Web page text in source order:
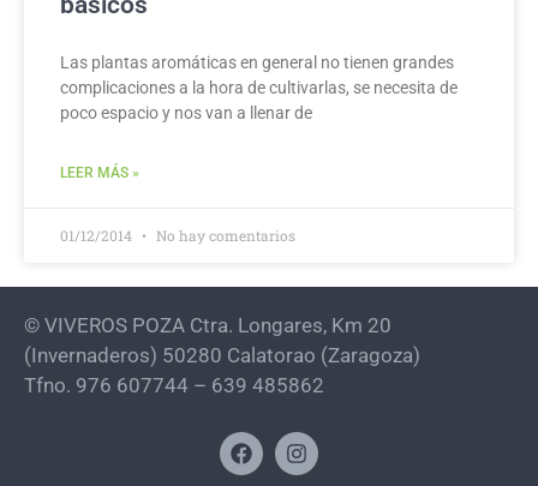
Las plantas aromáticas en general no tienen grandes
complicaciones a la hora de cultivarlas, se necesita de
poco espacio y nos van a llenar de
LEER MÁS »
01/12/2014 No hay comentarios
© VIVEROS POZA Ctra. Longares, Km 20
(Invernaderos) 50280 Calatorao (Zaragoza)
Tfno. 976 607744 – 639 485862